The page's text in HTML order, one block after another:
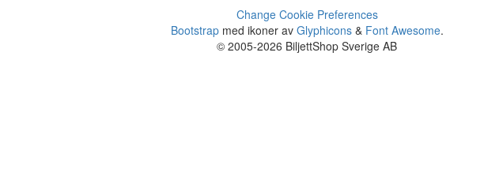
Change Cookie Preferences
Bootstrapmed ikoner av Glyphicons& Font Awesome.
© 2005-2026 BiljettShop Sverige AB